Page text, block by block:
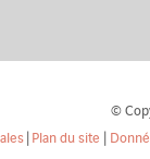
©
|Plan du site |